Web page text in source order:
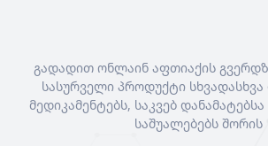
გადადით ონლაინ აფთიაქის
სასურველი პროდუქტი
მედიკამენტებს, საკვებ
საშუალებებს შორის